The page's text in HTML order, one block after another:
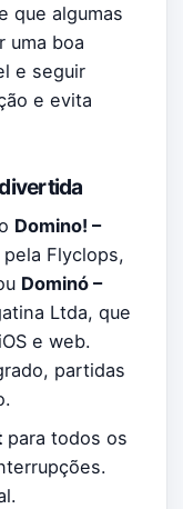
que algumas
uma boa
e seguir
e evita
Domino! –
Flyclops,
Dominó –
Ltda, que
e web.
partidas
para todos os